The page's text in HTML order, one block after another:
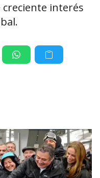
creciente interés